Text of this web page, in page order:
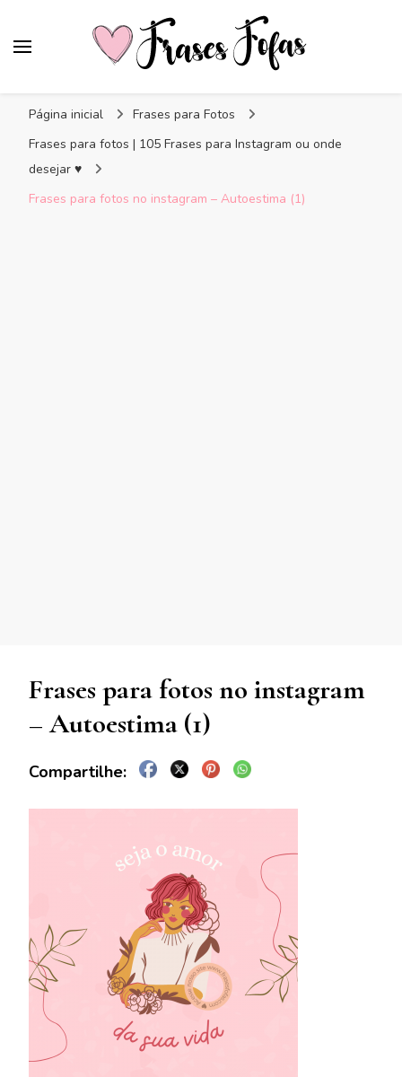
Página inicial
Frases para Fotos
Frases para fotos | 105 Frases para Instagram ou onde
desejar ♥
Frases para fotos no instagram – Autoestima (1)
Frases para fotos no instagram
– Autoestima (1)